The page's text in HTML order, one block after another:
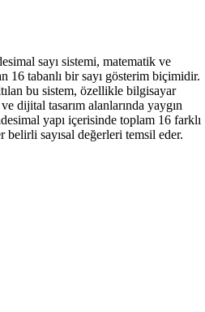
sayı sistemi, matematik ve
16 tabanlı bir sayı gösterim biçimidir.
bu sistem, özellikle bilgisayar
dijital tasarım alanlarında yaygın
yapı içerisinde toplam 16 farklı
sayısal değerleri temsil eder.